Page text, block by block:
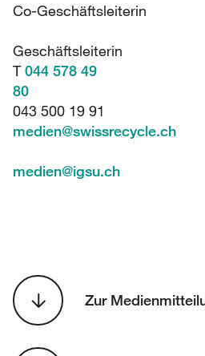
Co-Geschäftsleiterin
Geschäftsleiterin
T044 578 49
80
043 500 19 91
medien@swissrecycle.ch
medien@igsu.ch
Zur